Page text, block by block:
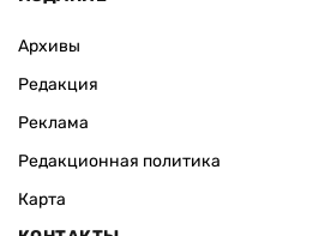
Архивы
Редакция
Реклама
Редакционная политика
Карта